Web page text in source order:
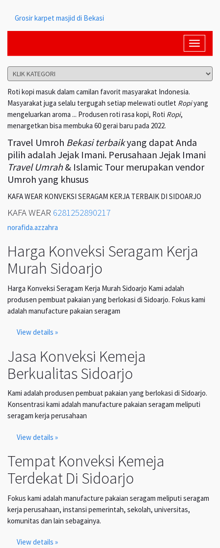
Grosir karpet masjid di Bekasi
Toggle
Roti kopi masuk dalam camilan favorit masyarakat Indonesia.
Masyarakat juga selalu tergugah setiap melewati outlet Ropiyang
mengeluarkan aroma ... Produsen roti rasa kopi, Roti Ropi,
menargetkan bisa membuka 60 gerai baru pada 2022.
Travel Umroh Bekasi terbaikyang dapat Anda
pilih adalah Jejak Imani. Perusahaan Jejak Imani
Travel Umrah& Islamic Tour merupakan vendor
Umroh yang khusus
KAFA WEAR KONVEKSI SERAGAM KERJA TERBAIK DI SIDOARJO
KAFA WEAR 6281252890217
norafida.azzahra
Harga Konveksi Seragam Kerja
Murah Sidoarjo
Harga Konveksi Seragam Kerja Murah Sidoarjo Kami adalah
produsen pembuat pakaian yang berlokasi di Sidoarjo. Fokus kami
adalah manufacture pakaian seragam
View details »
Jasa Konveksi Kemeja
Berkualitas Sidoarjo
Kami adalah produsen pembuat pakaian yang berlokasi di Sidoarjo.
Konsentrasi kami adalah manufacture pakaian seragam meliputi
seragam kerja perusahaan
View details »
Tempat Konveksi Kemeja
Terdekat Di Sidoarjo
Fokus kami adalah manufacture pakaian seragam meliputi seragam
kerja perusahaan, instansi pemerintah, sekolah, universitas,
komunitas dan lain sebagainya.
View details »